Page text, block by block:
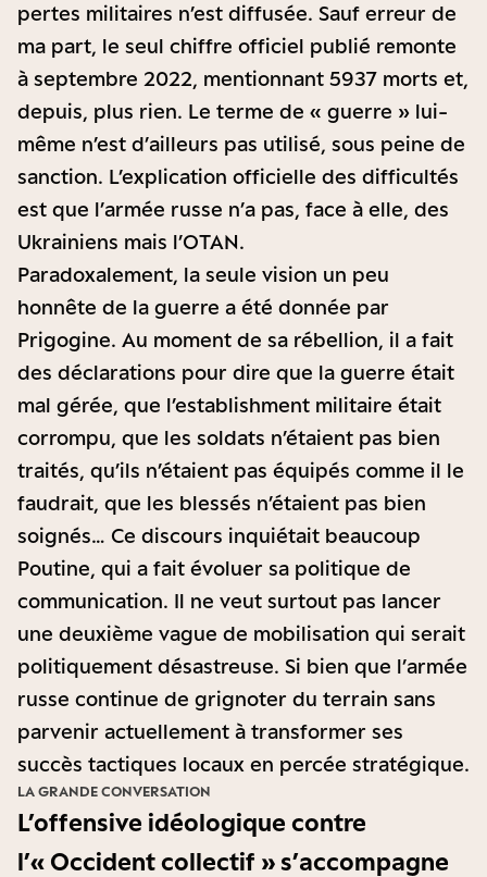
pertes militaires n’est diffusée. Sauf erreur de
ma part, le seul chiffre officiel publié remonte
à septembre 2022, mentionnant 5937 morts et,
depuis, plus rien. Le terme de « guerre » lui-
même n’est d’ailleurs pas utilisé, sous peine de
sanction. L’explication officielle des difficultés
est que l’armée russe n’a pas, face à elle, des
Ukrainiens mais l’OTAN.
Paradoxalement, la seule vision un peu
honnête de la guerre a été donnée par
Prigogine. Au moment de sa rébellion, il a fait
des déclarations pour dire que la guerre était
mal gérée, que l’establishment militaire était
corrompu, que les soldats n’étaient pas bien
traités, qu’ils n’étaient pas équipés comme il le
faudrait, que les blessés n’étaient pas bien
soignés… Ce discours inquiétait beaucoup
Poutine, qui a fait évoluer sa politique de
communication. Il ne veut surtout pas lancer
une deuxième vague de mobilisation qui serait
politiquement désastreuse. Si bien que l’armée
russe continue de grignoter du terrain sans
parvenir actuellement à transformer ses
succès tactiques locaux en percée stratégique.
L’offensive idéologique contre
l’« Occident collectif » s’accompagne
LA GRANDE CONVERSATION